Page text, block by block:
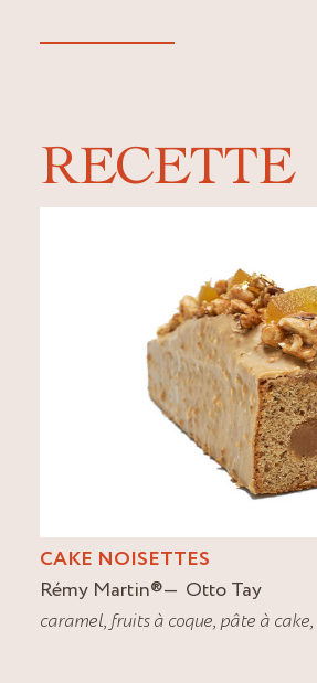
RECETTE
CAKE NOISETTES
Rémy Martin®
Otto Tay
caramel,fruits à coque, pâte à cake,